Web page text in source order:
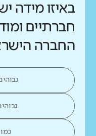
באיזו מידה
חברתיים
החברה